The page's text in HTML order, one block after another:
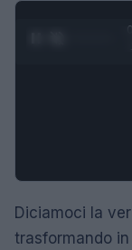
Diciamoci la
trasformando